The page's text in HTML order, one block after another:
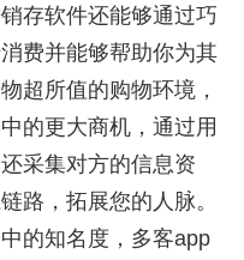
存软件还能够通过巧
费并能够帮助你为其
超所值的购物环境，
的更大商机，通过用
采集对方的信息资
路，拓展您的人脉。
的知名度，多客app